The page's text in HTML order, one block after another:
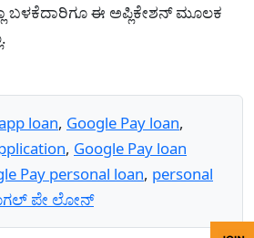
ಬಳಕೆದಾರಿಗೂ ಈ ಅಪ್ಲಿಕೇಶನ್ ಮೂಲಕ
loan, Google Pay loan,
, Google Pay loan
Pay personal loan, personal
ಪೇ ಲೋನ್